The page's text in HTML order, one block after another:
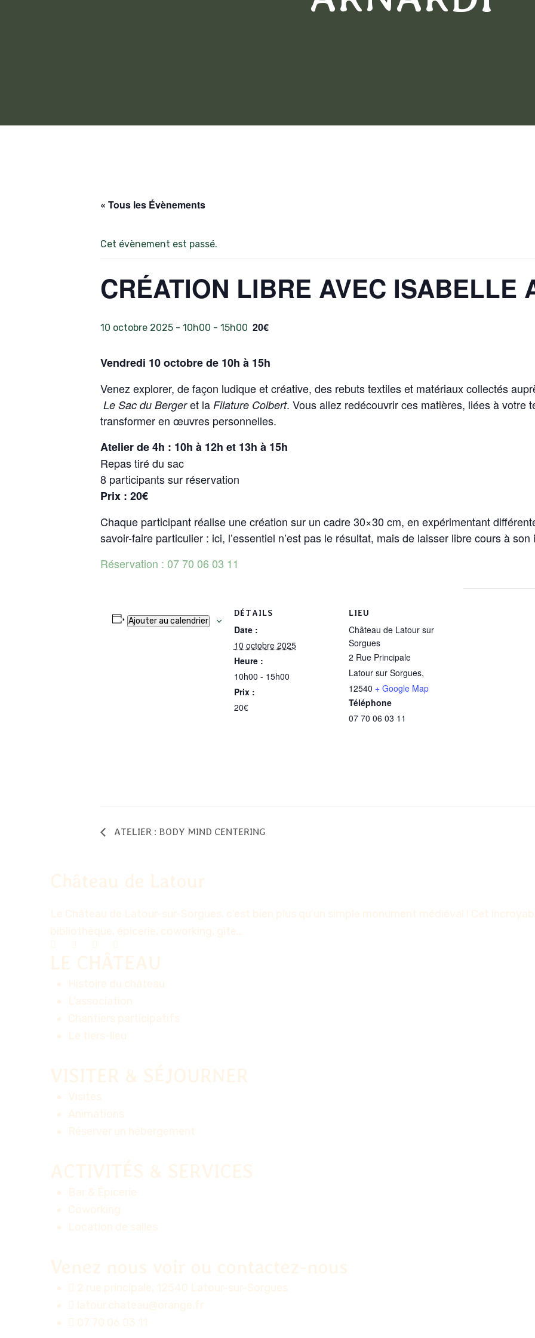
« Tous les Évènements
Cet évènement est passé.
CRÉATION LIBRE AVEC ISABELLE
10 octobre 2025 - 10h00 - 15h00 20€
Vendredi 10 octobre de 10h à 15h
Venez explorer, de façon ludique et créative, des rebuts textiles et matériaux collectés
Le Sac du Bergeret la Filature Colbert. Vous allez redécouvrir ces matières, liées à votre
transformer en œuvres personnelles.
Atelier de 4h : 10h à 12h et 13h à 15h
Repas tiré du sac
8 participants sur réservation
Prix : 20€
Chaque participant réalise une création sur un cadre 30×30 cm, en expérimentant
savoir-faire particulier : ici, l’essentiel n’est pas le résultat, mais de laisser libre cours à son
Réservation : 07 70 06 03 11
Ajouter au calendrier
DÉTAILS
Date :
10 octobre 2025
Heure :
10h00 - 15h00
Prix :
20€
LIEU
Château de Latour sur
Sorgues
2 Rue Principale
Latour sur Sorgues,
12540 + Google Map
Téléphone
07 70 06 03 11
ATELIER : BODY MIND CENTERING
Château de Latour
Le Château de Latour-sur-Sorgues, c’est bien plus qu’un simple monument médiéval ! Cet
bibliothèque, épicerie, coworking, gîte…
LE CHÂTEAU
Histoire du château
L'association
Chantiers participatifs
Le tiers-lieu
VISITER & SÉJOURNER
Visites
Animations
Réserver un hébergement
ACTIVITÉS & SERVICES
Bar & Épicerie
Coworking
Location de salles
Venez nous voir ou contactez-nous
2 rue principale, 12540 Latour-sur-Sorgues
latour.chateau@orange.fr
07 70 06 03 11